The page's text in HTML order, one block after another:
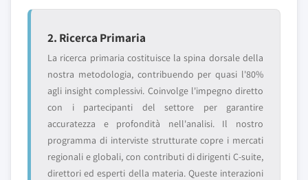
2. Ricerca Primaria
La ricerca primaria costituisce la spina dorsale della
nostra metodologia, contribuendo per quasi l'80%
agli insight complessivi. Coinvolge l'impegno diretto
con i partecipanti del settore per garantire
accuratezza e profondità nell'analisi. Il nostro
programma di interviste strutturate copre i mercati
regionali e globali, con contributi di dirigenti C-suite,
direttori ed esperti della materia. Queste interazioni